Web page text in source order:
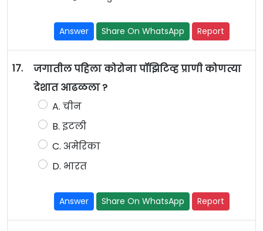
Answer Share On WhatsApp Report
17.
जगातील पहिला कोरोना पॉझिटिव्ह प्राणी कोणत्या
देशात आढळला ?
A. चीन
B. इटली
C. अमेरिका
D. भारत
Answer Share On WhatsApp Report